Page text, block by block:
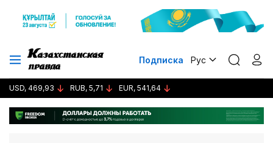
Подписка Рус
USD, 469,93 RUB, 5,71 EUR, 541,64